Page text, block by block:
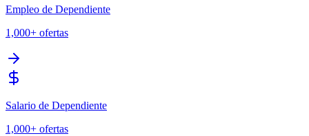
Empleo de Dependiente
1,000+ ofertas
Salario de Dependiente
1,000+ ofertas